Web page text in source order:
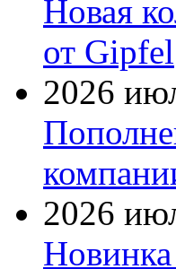
Новая
от Gipfel
2026
2026